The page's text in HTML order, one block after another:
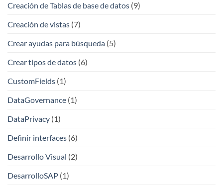
Creación de Tablas de base de datos (9)
Creación de vistas (7)
Crear ayudas para búsqueda (5)
Crear tipos de datos (6)
CustomFields (1)
DataGovernance (1)
DataPrivacy (1)
Definir interfaces (6)
Desarrollo Visual (2)
DesarrolloSAP (1)